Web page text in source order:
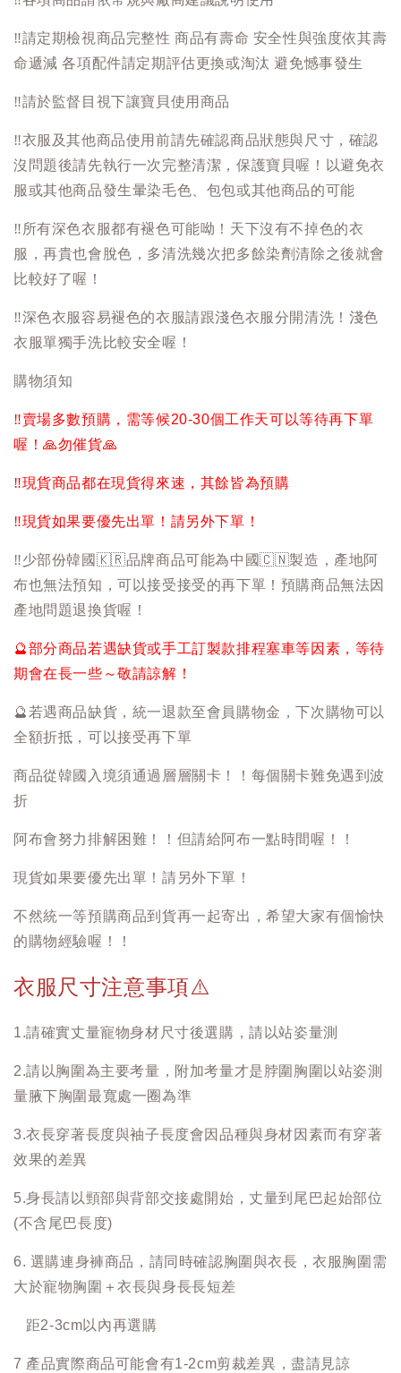
‼️請定期檢視商品完整性 商品有壽命 安全性與強度依其壽
命遞減 各項配件請定期評估更換或淘汰 避免憾事發生
‼️請於監督目視下讓寶貝使用商品
‼️衣服及其他商品使用前請先確認商品狀態與尺寸，確認
沒問題後請先執行一次完整清潔，保護寶貝喔！以避免衣
服或其他商品發生暈染毛色、包包或其他商品的可能
‼️ 所有深色衣服都有褪色可能呦！天下沒有不掉色的衣
服，再貴也會脫色，多清洗幾次把多餘染劑清除之後就會
比較好了喔！
‼️深色衣服容易褪色的衣服請跟淺色衣服分開清洗！淺色
衣服單獨手洗比較安全喔！
購物須知
‼️賣場多數預購，需等候20-30個工作天可以等待再下單
喔！🙏勿催貨🙏
‼️現貨商品都在現貨得來速，其餘皆為預購
‼️現貨如果要優先出單！請另外下單！
‼️少部份韓國 🇰🇷品牌商品可能為中國🇨🇳製造，產地阿
布也無法預知，可以接受接受的再下單！預購商品無法因
產地問題退換貨喔！
🔮部分商品若遇缺貨或手工訂製款排程塞車等因素，等待
期會在長一些～敬請諒解！
🔮 若遇商品缺貨，統一退款至會員購物金，下次購物可以
全額折抵，可以接受再下單
商品從韓國入境須通過層層關卡！！每個關卡難免遇到波
折
阿布會努力排解困難！！但請給阿布一點時間喔！！
現貨如果要優先出單！請另外下單！
不然統一等預購商品到貨再一起寄出，希望大家有個愉快
的購物經驗喔！！
衣服尺寸注意事項⚠️
1.請確實丈量寵物身材尺寸後選購，請以站姿量測
2.請以胸圍為主要考量，附加考量才是脖圍胸圍以站姿測
量腋下胸圍最寬處一圈為準
3.衣長穿著長度與袖子長度會因品種與身材因素而有穿著
效果的差異
5.身長請以頸部與背部交接處開始，丈量到尾巴起始部位
(不含尾巴長度)
6. 選購連身褲商品，請同時確認胸圍與衣長，衣服胸圍需
大於寵物胸圍＋衣長與身長長短差
距2-3cm以內再選購
7 產品實際商品可能會有1-2cm剪裁差異，盡請見諒